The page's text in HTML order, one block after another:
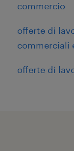
commercio
offerte di
commerciali
offerte di